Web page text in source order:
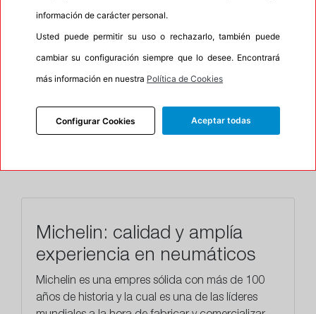
INFORMACIÓN
DESCRIPCIÓN
CARACTERÍSTICAS
Michelin: calidad y amplía
experiencia en neumáticos
Michelin es una empres sólida con más de 100
años de historia y la cual es una de las líderes
información de carácter personal.
Usted puede permitir su uso o rechazarlo, también puede
cambiar su configuración siempre que lo desee. Encontrará
más información en nuestra Política de Cookies
Configurar Cookies Aceptar todas